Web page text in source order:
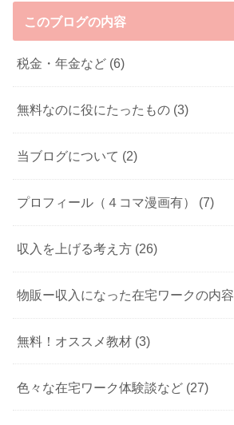
このブログの内容
税金・年金など (6)
無料なのに役にたったもの (3)
当ブログについて (2)
プロフィール（４コマ漫画有） (7)
収入を上げる考え方 (26)
物販ー収入になった在宅ワークの内容
無料！オススメ教材 (3)
色々な在宅ワーク体験談など (27)